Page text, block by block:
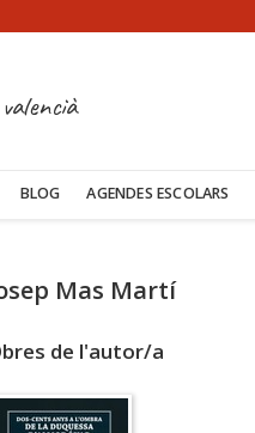
BLOG AGENDES ESCOLARS
Mas Martí
de l'autor/a